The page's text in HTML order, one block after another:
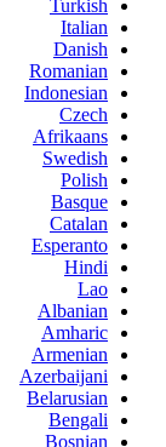
Turkish
Italian
Danish
Romanian
Indonesian
Czech
Afrikaans
Swedish
Polish
Basque
Catalan
Esperanto
Hindi
Lao
Albanian
Amharic
Armenian
Azerbaijani
Belarusian
Bengali
Bosnian